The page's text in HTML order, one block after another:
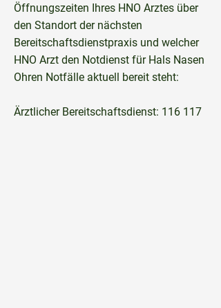
Öffnungszeiten Ihres HNO Arztes über
den Standort der nächsten
Bereitschaftsdienstpraxis und welcher
HNO Arzt den Notdienst für Hals Nasen
Ohren Notfälle aktuell bereit steht:
Ärztlicher Bereitschaftsdienst: 116 117